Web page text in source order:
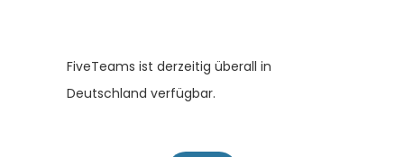
FiveTeams ist derzeitig überall in
Deutschland verfügbar.